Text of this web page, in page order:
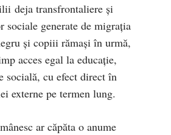
deja transfrontaliere și
sociale generate de migrația
și copiii rămași în urmă,
acces egal la educație,
socială, cu efect direct în
externe pe termen lung.
ar căpăta o anume